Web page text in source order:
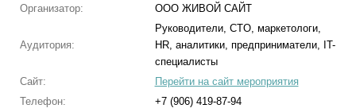
Организатор:
ООО ЖИВОЙ САЙТ
Аудитория:
Руководители, CTO, маркетологи,
HR, аналитики, предприниматели, IT-
специалисты
Сайт:
Перейти на сайт мероприятия
Телефон:
+7 (906) 419-87-94